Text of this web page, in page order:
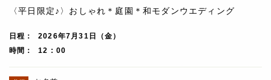
〈平日限定♪〉おしゃれ＊庭園＊和モダンウエディング
日程
2026年7月31日（金）
時間
12 : 00